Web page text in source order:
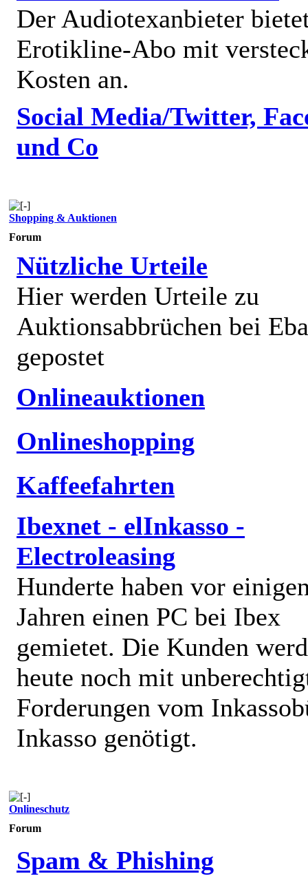
Der Audiotexanbieter
Erotikline-Abo mit
Kosten an.
Social Media/Twitter,
und Co
Shopping & Auktionen
Forum
Nützliche Urteile
Hier werden Urteile zu
Auktionsabbrüchen bei
gepostet
Onlineauktionen
Onlineshopping
Kaffeefahrten
Ibexnet - elInkasso -
Electroleasing
Hunderte haben vor
Jahren einen PC bei Ibex
gemietet. Die Kunden
heute noch mit
Forderungen vom
Inkasso genötigt.
Onlineschutz
Forum
Spam & Phishing